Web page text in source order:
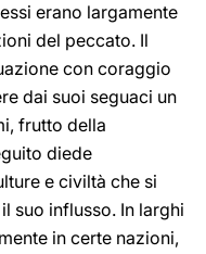
erano largamente
del peccato. Il
con coraggio
dai suoi seguaci un
frutto della
diede
e civiltà che si
suo influsso. In larghi
in certe nazioni,